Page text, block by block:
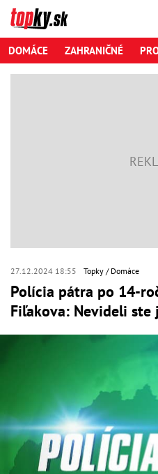
DOMÁCE ZAHRANIČNÉ
27.12.2024 18:55 Topky Domáce
Polícia pátra po 14-
Fiľakova: Nevideli ste